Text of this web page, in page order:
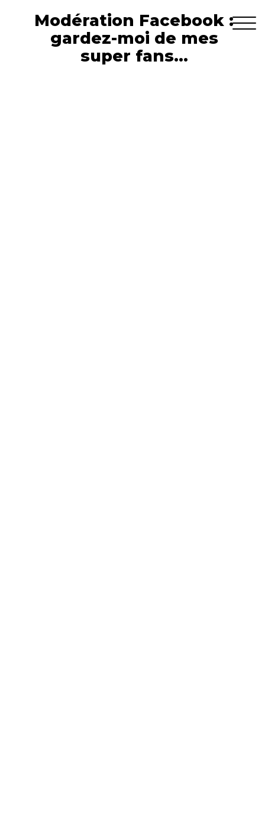
Modération Facebook :
gardez-moi de mes
super fans...